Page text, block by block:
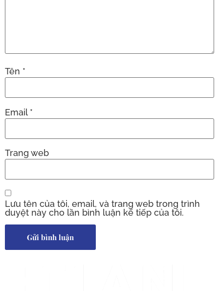
Tên *
Email *
Trang web
Lưu tên của tôi, email, và trang web trong trình
duyệt này cho lần bình luận kế tiếp của tôi.